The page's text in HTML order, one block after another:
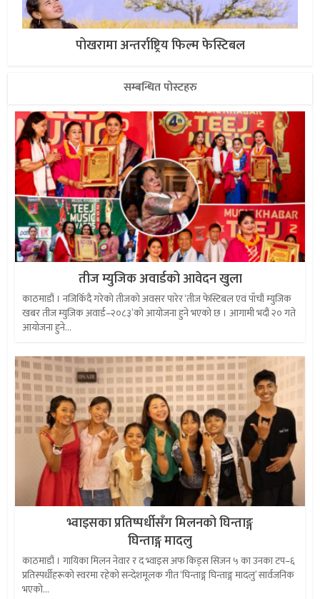
पोखरामा अन्तर्राष्ट्रिय फिल्म फेस्टिबल
सम्बन्धित पोस्टहरु
तीज म्युजिक अवार्डको आवेदन खुला
काठमाडौं । नजिकिँदै गरेको तीजको अवसर पारेर ‘तीज फेस्टिबल एवं पाँचौं म्युजिक
खबर तीज म्युजिक अवार्ड–२०८३’को आयोजना हुने भएको छ । आगामी भदौं २० गते
आयोजना हुने...
भ्वाइसका प्रतिष्पर्धीसँग मिलनको घिन्ताङ्ग
घिन्ताङ्ग मादलु
काठमाडौं । गायिका मिलन नेवार र द भ्वाइस अफ किड्स सिजन ५ का उनका टप–६
प्रतिस्पर्धीहरूको स्वरमा रहेको सन्देशमूलक गीत ‘घिन्ताङ्ग घिन्ताङ्ग मादलु’ सार्वजनिक
भएको...